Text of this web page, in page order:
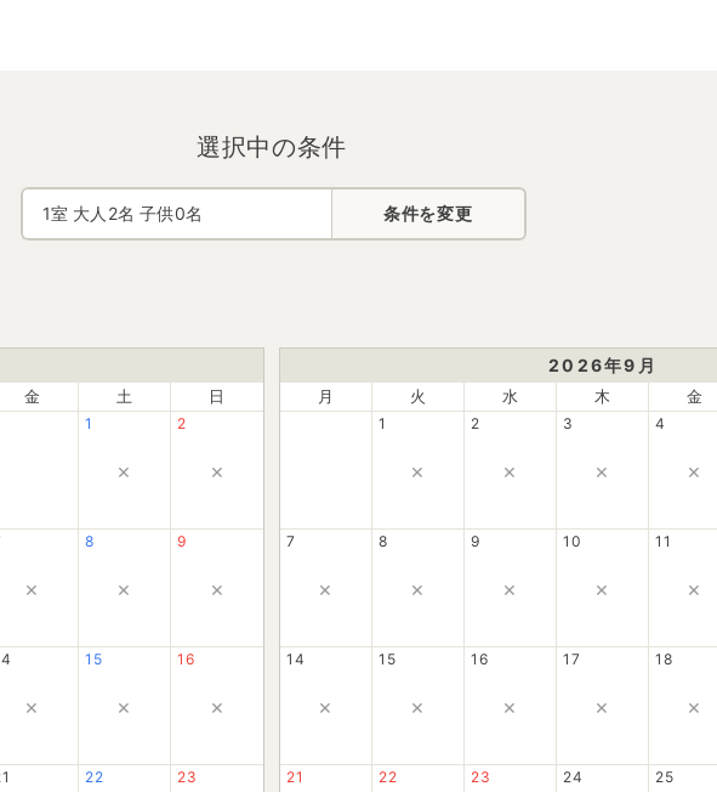
選択中の条件
1室 大人 2名 子供0名 条件を変更
金 土 日
1
×
2
×
×
8
×
9
×
×
15
×
16
×
22 23
2026年9 月
月 火 水 木 金
1
×
2
×
3
×
4
×
7
×
8
×
9
×
10
×
11
×
14
×
15
×
16
×
17
×
18
×
21 22 23 24 25